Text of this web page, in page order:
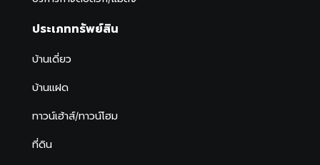
ประเภททรัพย์สิน
บ้านเดี่ยว
บ้านแฝด
ทาวน์เฮ้าส์/ทาวน์โฮม
ที่ดิน